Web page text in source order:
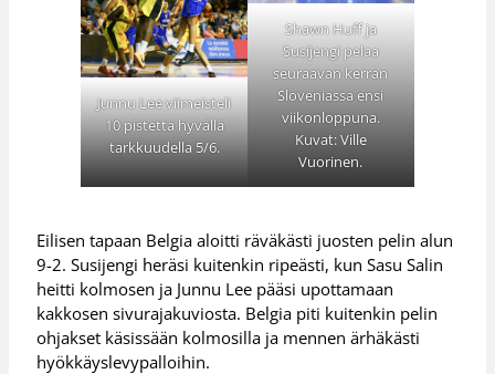
Junnu Lee viimeisteli
10 pistettä hyvällä
tarkkuudella 5/6.
Shawn Huff ja
Susijengi pelaa
seuraavan kerran
Sloveniassa ensi
viikonloppuna.
Kuvat: Ville
Vuorinen.
Eilisen tapaan Belgia aloitti räväkästi juosten pelin alun
9-2. Susijengi heräsi kuitenkin ripeästi, kun Sasu Salin
heitti kolmosen ja Junnu Lee pääsi upottamaan
kakkosen sivurajakuviosta. Belgia piti kuitenkin pelin
ohjakset käsissään kolmosilla ja mennen ärhäkästi
hyökkäyslevypalloihin.